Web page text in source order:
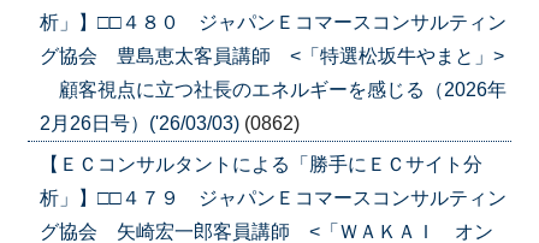
析」】□□４８０ ジャパンＥコマースコンサルティン
グ協会 豊島恵太客員講師 <「特選松坂牛やまと」>
顧客視点に立つ社長のエネルギーを感じる（2026年
2月26日号）('26/03/03) (0862)
【ＥＣコンサルタントによる「勝手にＥＣサイト分
析」】□□４７９ ジャパンＥコマースコンサルティン
グ協会 矢崎宏一郎客員講師 <「ＷＡＫＡＩ オン